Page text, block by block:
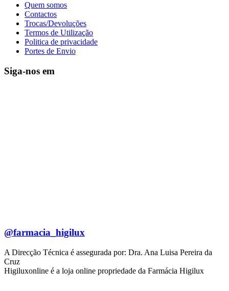
Quem somos
Contactos
Trocas/Devoluções
Termos de Utilização
Politica de privacidade
Portes de Envio
Siga-nos em
@farmacia_higilux
A Direcção Técnica é assegurada por: Dra. Ana Luisa Pereira da
Cruz
Higiluxonline é a loja online propriedade da Farmácia Higilux